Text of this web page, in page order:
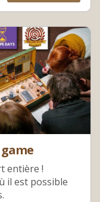
entière !
il est possible